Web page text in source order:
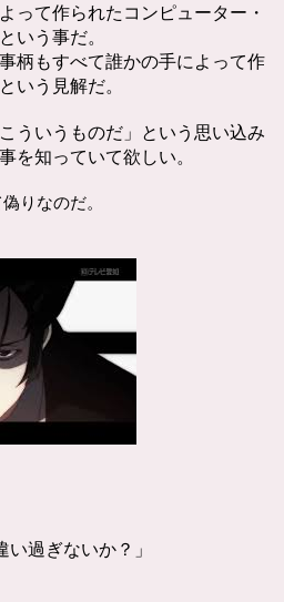
って作られたコンピューター・
いう事だ。
柄もすべて誰かの手によって作
いう見解だ。
ういうものだ」という思い込み
を知っていて欲しい。
りなのだ。
い過ぎないか？」